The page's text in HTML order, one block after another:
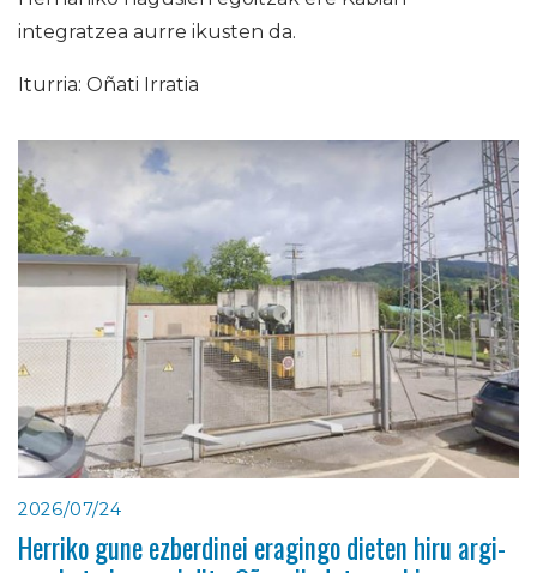
integratzea aurre ikusten da.
Iturria: Oñati Irratia
2026/07/24
Herriko gune ezberdinei eragingo dieten hiru argi-